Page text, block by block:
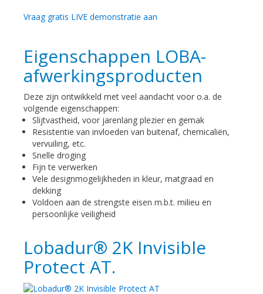
Vraag gratis LIVE demonstratie aan
Eigenschappen LOBA-
afwerkingsproducten
Deze zijn ontwikkeld met veel aandacht voor o.a. de
volgende eigenschappen:
Slijtvastheid, voor jarenlang plezier en gemak
Resistentie van invloeden van buitenaf, chemicaliën,
vervuiling, etc.
Snelle droging
Fijn te verwerken
Vele designmogelijkheden in kleur, matgraad en
dekking
Voldoen aan de strengste eisen m.b.t. milieu en
persoonlijke veiligheid
Lobadur® 2K Invisible
Protect AT.